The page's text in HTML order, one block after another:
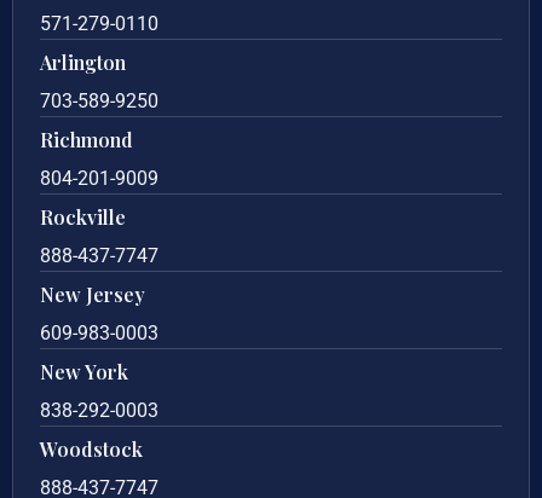
571-279-0110
Arlington
703-589-9250
Richmond
804-201-9009
Rockville
888-437-7747
New Jersey
609-983-0003
New York
838-292-0003
Woodstock
888-437-7747